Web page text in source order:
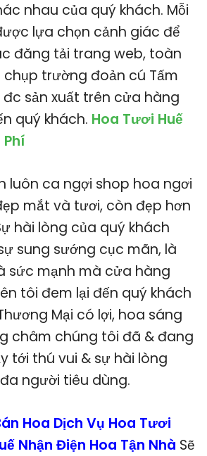
nhau của quý khách. Mỗi
lựa chọn cảnh giác để
đăng tải trang web, toàn
chụp trường đoản cú Tấm
sản xuất trên cửa hàng
quý khách. Hoa Tươi Huế
Phí
luôn ca ngợi shop hoa ngơi
mắt và tươi, còn đẹp hơn
hài lòng của quý khách
sung sướng cục mãn, là
sức mạnh mà cửa hàng
tôi đem lại đến quý khách
Mại có lợi, hoa sáng
châm chúng tôi đã & đang
tới thú vui & sự hài lòng
người tiêu dùng.
Hoa Dịch Vụ Hoa Tươi
Nhận Điện Hoa Tận Nhà Sẽ